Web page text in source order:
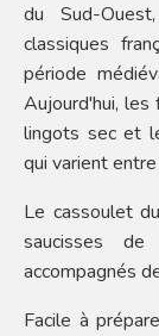
du Sud-
classiques
période
Aujourd'hui,
lingots sec et
qui varient
Le cassoulet
saucisses
accompagnés
Facile à